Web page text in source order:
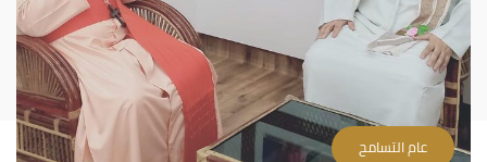
عام التسامح